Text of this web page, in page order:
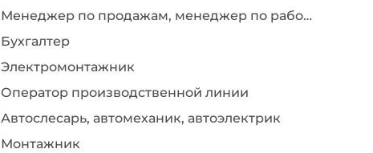
Менеджер по продажам, менеджер по работе с клиентами
Бухгалтер
Электромонтажник
Оператор производственной линии
Автослесарь, автомеханик, автоэлектрик
Монтажник